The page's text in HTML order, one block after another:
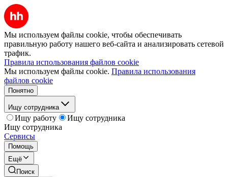
Мы используем файлы cookie, чтобы обеспечивать
правильную работу нашего веб-сайта и анализировать сетевой
трафик.
Правила использования файлов cookie
Мы используем файлы cookie. Правила использования
файлов cookie
Понятно
Ищу сотрудника
Ищу работу
Ищу сотрудника
Ищу сотрудника
Сервисы
Помощь
Ещё
Поиск